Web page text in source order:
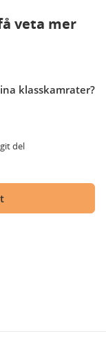
veta mer
klasskamrater?
del